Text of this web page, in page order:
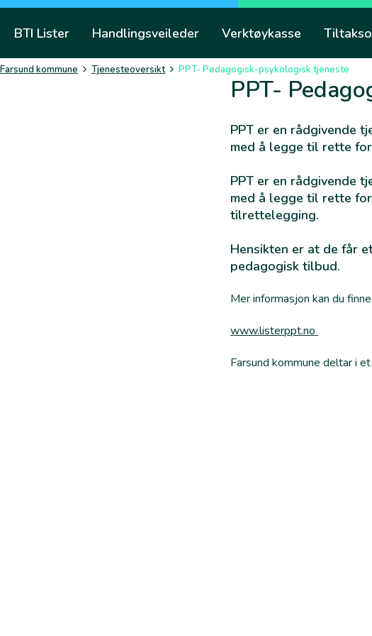
Skip
content
BTI Lister Handlingsveileder Verktøykasse
Farsund kommune Tjenesteoversikt PPT- Pedagogisk-psykologisk tjeneste
PPT-
PPT er en rådgivende
med å legge til rette
PPT er en rådgivende
med å legge til rette
tilrettelegging.
Hensikten er at de får
pedagogisk tilbud.
Mer informasjon kan du
www.listerppt.no
Farsund kommune deltar i